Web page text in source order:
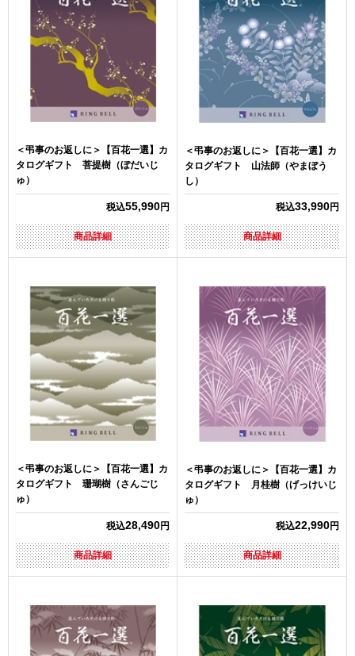
＜弔事のお返しに＞【百花一選】カ
タログギフト 菩提樹（ぼだいじ
ゅ）
税込55,990円
商品詳細
＜弔事のお返しに＞【百花一選】カ
タログギフト 山法師（やまぼう
し）
税込33,990円
商品詳細
＜弔事のお返しに＞【百花一選】カ
タログギフト 珊瑚樹（さんごじ
ゅ）
税込28,490円
商品詳細
＜弔事のお返しに＞【百花一選】カ
タログギフト 月桂樹（げっけいじ
ゅ）
税込22,990円
商品詳細